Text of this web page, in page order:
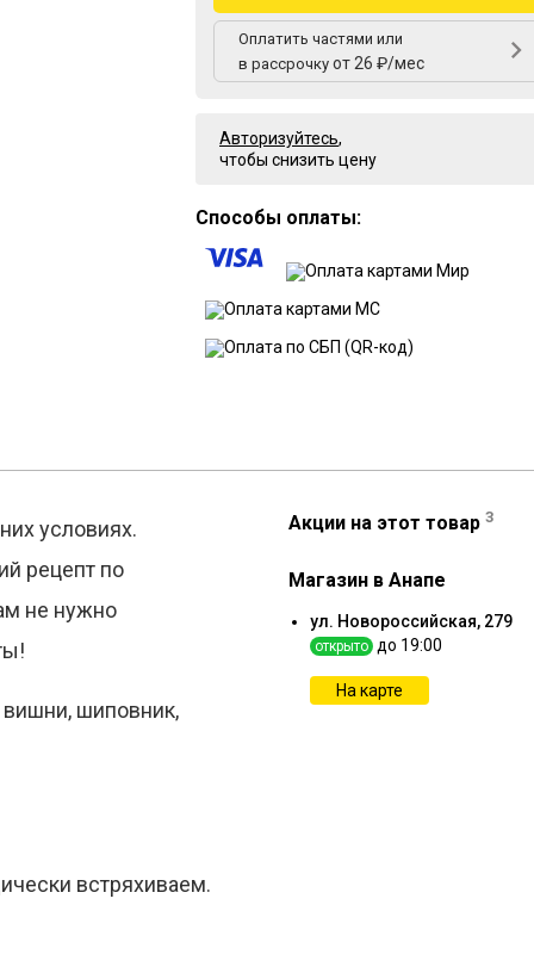
Оплатить частями или
в рассрочку от 26 ₽/мес
Авторизуйтесь,
чтобы снизить цену
Способы оплаты:
условиях.
рецепт по
не нужно
шиповник,
встряхиваем.
Акции на этот товар 3
Магазин в Анапе
ул. Новороссийская, 279
открыто до 19:00
На карте